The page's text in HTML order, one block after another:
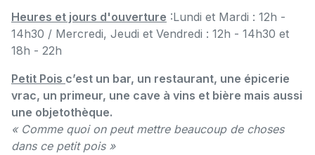
Heures et jours d'ouverture :Lundi et Mardi : 12h -
14h30 / Mercredi, Jeudi et Vendredi : 12h - 14h30 et
18h - 22h
Petit Pois c’est un bar, un restaurant, une épicerie
vrac, un primeur, une cave à vins et bière mais aussi
une objetothèque.
« Comme quoi on peut mettre beaucoup de choses
dans ce petit pois »